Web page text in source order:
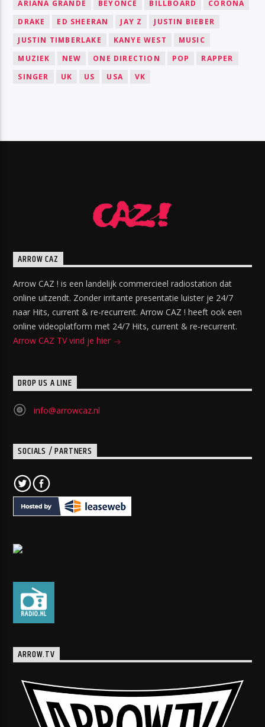
ARIANA GRANDE
BEYONCÉ BILLBOARD
CORONA
DRAKE
ED SHEERAN JAY Z
JUSTIN BIEBER
JUSTIN TIMBERLAKE
KANYE WEST
MUSIC
MUZIEK
NEW ONE DIRECTION POP
RAPPER
SINGER
UK US USA VK
ARROW CAZ
Arrow CAZ ! is een landelijk commercieel radiostation dat
online uitzendt. Zonder irritante presentatie luister je 24/7
naar Hits, current & re-recurrent. Arrow CAZ ! heeft ook een
online videoplatform met 24/7 Hits, current & re-recurrent.
Arrow CAZ TV vind je hier
DROP US A LINE
info@arrowcaz.nl
SOCIALS / PARTNERS
ARROW.TV